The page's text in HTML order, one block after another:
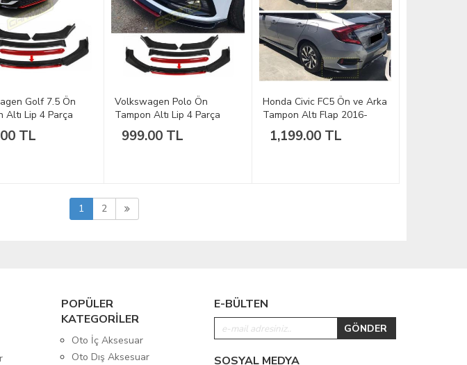
Golf 7.5 Ön
Altı Lip 4 Parça
TL
Volkswagen Polo Ön
Tampon Altı Lip 4 Parça
2018 Sonrası
999.00 TL
Honda Civic FC5 Ön ve Arka
Tampon Altı Flap 2016-
2019
1,199.00 TL
1 2
POPÜLER
KATEGORİLER
Oto İç Aksesuar
Oto Dış Aksesuar
E-BÜLTEN
SOSYAL MEDYA